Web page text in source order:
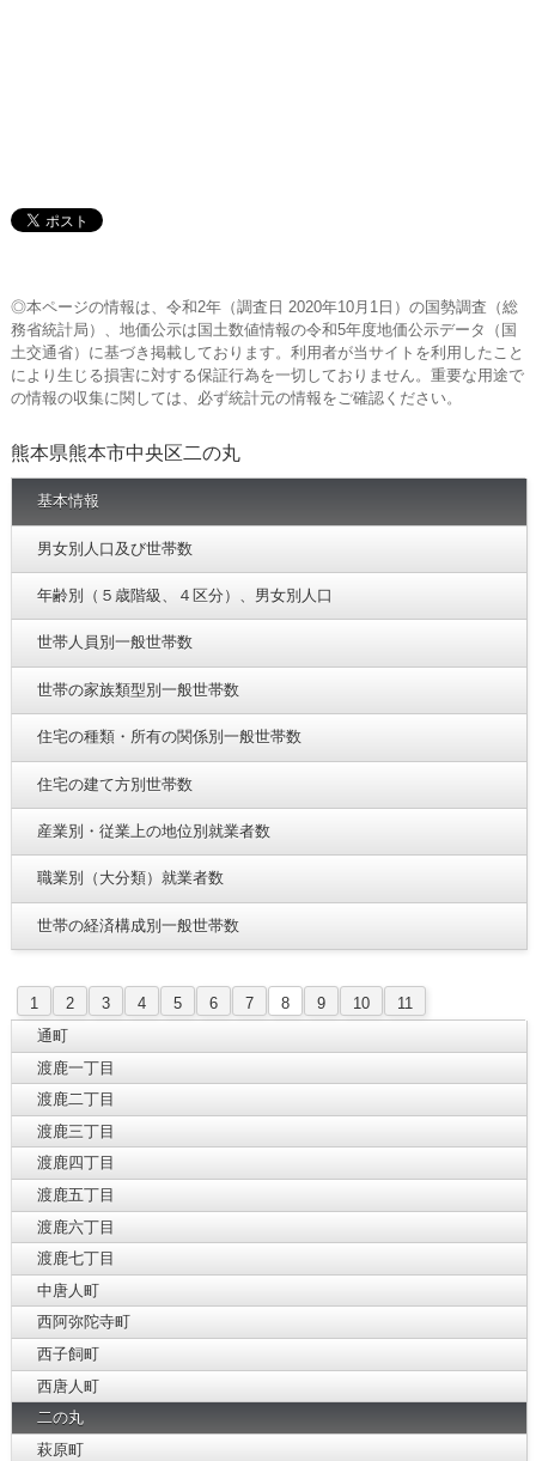
◎本ページの情報は、令和2年（調査日 2020年10月1日）の国勢調査（総
務省統計局）、地価公示は国土数値情報の令和5年度地価公示データ（国
土交通省）に基づき掲載しております。利用者が当サイトを利用したこと
により生じる損害に対する保証行為を一切しておりません。重要な用途で
の情報の収集に関しては、必ず統計元の情報をご確認ください。
熊本県熊本市中央区二の丸
基本情報
男女別人口及び世帯数
年齢別（５歳階級、４区分）、男女別人口
世帯人員別一般世帯数
世帯の家族類型別一般世帯数
住宅の種類・所有の関係別一般世帯数
住宅の建て方別世帯数
産業別・従業上の地位別就業者数
職業別（大分類）就業者数
世帯の経済構成別一般世帯数
1 2 3 4 5 6 7 8 9 10
11
通町
渡鹿一丁目
渡鹿二丁目
渡鹿三丁目
渡鹿四丁目
渡鹿五丁目
渡鹿六丁目
渡鹿七丁目
中唐人町
西阿弥陀寺町
西子飼町
西唐人町
二の丸
萩原町